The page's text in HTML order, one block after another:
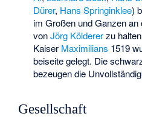
Dürer, Hans Springinklee)
im Großen und Ganzen an
vonJörg Köldererzu
Kaiser Maximilians 1519
beiseite gelegt. Die
bezeugen die
Gesellschaft